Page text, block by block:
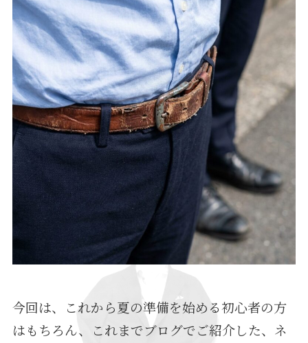
今回は、これから夏の準備を始める初心者の方
はもちろん、これまでブログでご紹介した、ネ